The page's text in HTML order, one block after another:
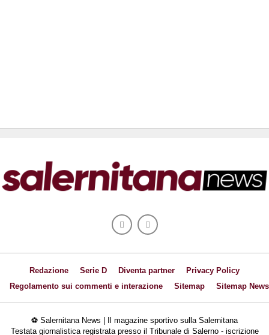
Redazione Serie D Diventa partner
Privacy Policy
Regolamento sui commenti e interazione
Sitemap Sitemap News
⚽ Salernitana News | Il magazine sportivo sulla Salernitana
Testata giornalistica registrata presso il Tribunale di Salerno - iscrizione